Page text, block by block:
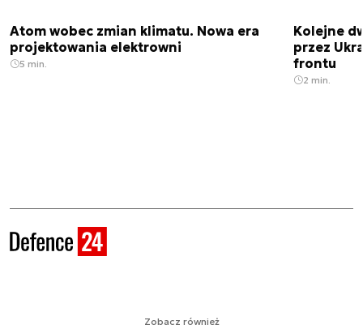
Atom wobec zmian klimatu. Nowa era
projektowania elektrowni
5 min.
Kolejne
przez
frontu
2 min.
Zobacz również